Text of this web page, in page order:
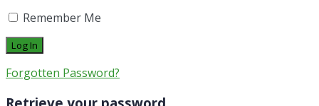
Remember Me
Forgotten Password?